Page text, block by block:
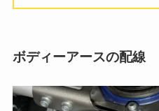
ボディーアースの配線